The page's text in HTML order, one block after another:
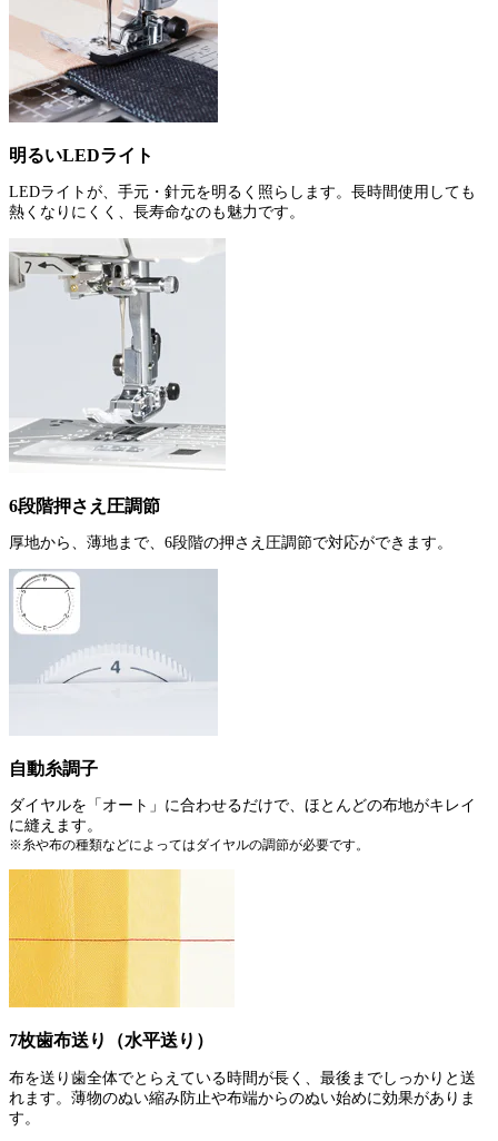
明るいLEDライト
LEDライトが、手元・針元を明るく照らします。長時間使用しても
熱くなりにくく、長寿命なのも魅力です。
6段階押さえ圧調節
厚地から、薄地まで、6段階の押さえ圧調節で対応ができます。
自動糸調子
ダイヤルを「オート」に合わせるだけで、ほとんどの布地がキレイ
に縫えます。
※糸や布の種類などによってはダイヤルの調節が必要です。
7枚歯布送り（水平送り）
布を送り歯全体でとらえている時間が長く、最後までしっかりと送
れます。薄物のぬい縮み防止や布端からのぬい始めに効果がありま
す。